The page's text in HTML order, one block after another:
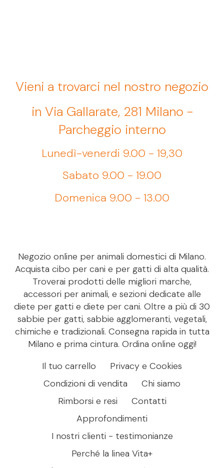
Vieni a trovarci nel nostro negozio
in Via Gallarate, 281 Milano -
Parcheggio interno
Lunedì-venerdi 9.00 - 19,30
Sabato 9.00 - 19.00
Domenica 9.00 - 13.00
Negozio online per animali domestici di Milano.
Acquista cibo per cani e per gatti di alta qualità.
Troverai prodotti delle migliori marche,
accessori per animali, e sezioni dedicate alle
diete per gatti e diete per cani. Oltre a più di 30
sabbie per gatti, sabbie agglomeranti, vegetali,
chimiche e tradizionali. Consegna rapida in tutta
Milano e prima cintura. Ordina online oggi!
Il tuo carrello
Privacy e Cookies
Condizioni di vendita
Chi siamo
Rimborsi e resi
Contatti
Approfondimenti
I nostri clienti - testimonianze
Perché la linea Vita+